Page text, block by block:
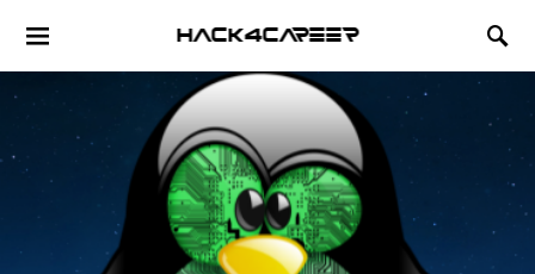
Hack4Career